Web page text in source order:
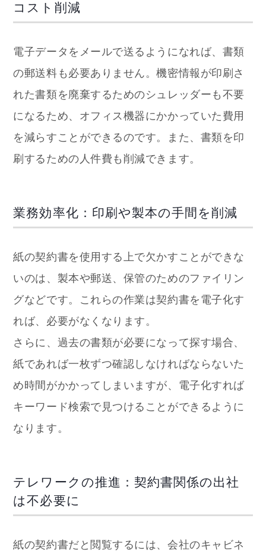
コスト削減
電子データをメールで送るようになれば、書類
の郵送料も必要ありません。機密情報が印刷さ
れた書類を廃棄するためのシュレッダーも不要
になるため、オフィス機器にかかっていた費用
を減らすことができるのです。また、書類を印
刷するための人件費も削減できます。
業務効率化：印刷や製本の手間を削減
紙の契約書を使用する上で欠かすことができな
いのは、製本や郵送、保管のためのファイリン
グなどです。これらの作業は契約書を電子化す
れば、必要がなくなります。
さらに、 過去の書類が必要になって探す場合、
紙であれば一枚ずつ確認しなければならないた
め時間がかかってしまいますが、電子化すれば
キーワード検索で見つけることができるように
なります。
テレワークの推進：契約書関係の出社
は不必要に
紙の契約書だと閲覧するには、会社のキャビネ